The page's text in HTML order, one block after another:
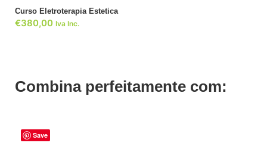
Curso Eletroterapia Estetica
€380,00 Iva Inc.
Combina perfeitamente com:
Save